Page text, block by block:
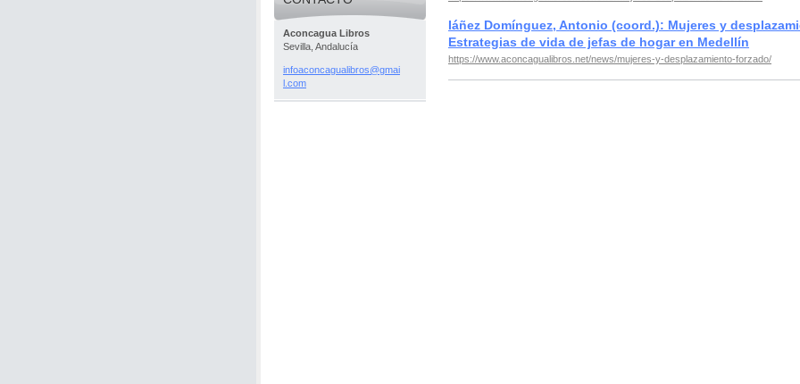
Iáñez Domínguez, Antonio (coord.): Mujeres y
Estrategias de vida de jefas de hogar en Medellín
https://www.aconcagualibros.net/news/mujeres-y-desplazamiento-forzado/
Aconcagua Libros
Sevilla, Andalucía
infoaconcagualibros@gmai
l.com